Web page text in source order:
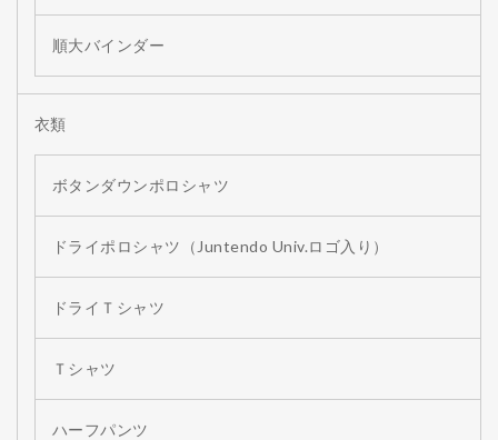
順大バインダー
衣類
ボタンダウンポロシャツ
ドライポロシャツ（Juntendo Univ.ロゴ入り）
ドライＴシャツ
Ｔシャツ
ハーフパンツ